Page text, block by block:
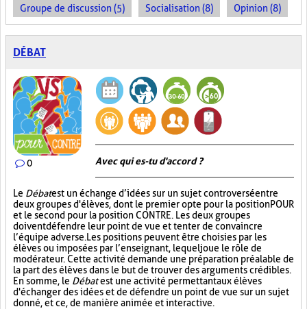
Groupe de discussion (5) Socialisation (8) Opinion (8)
DÉBAT
0 Avec qui es-tu d'accord ?
Le Débatest un échange d’idées sur un sujet controversé entre
deux groupes d'élèves, dont le premier opte pour la position POUR
et le second pour la position CONTRE. Les deux groupes
doivent défendre leur point de vue et tenter de convaincre
l’équipe adverse. Les positions peuvent être choisies par les
élèves ou imposées par l’enseignant, lequel joue le rôle de
modérateur. Cette activité demande une préparation préalable de
la part des élèves dans le but de trouver des arguments crédibles.
En somme, le Débatest une activité permettant aux élèves
d'échanger des idées et de défendre un point de vue sur un sujet
donné, et ce, de manière animée et interactive.